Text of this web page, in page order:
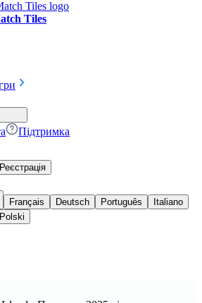
Tiles
Підтримка
Реєстрація
Français Deutsch Português
Italiano
Polski